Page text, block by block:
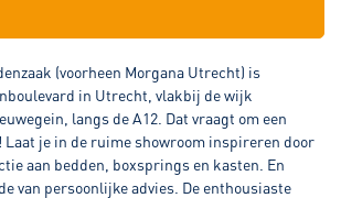
(voorheen Morgana Utrecht) is
in Utrecht, vlakbij de wijk
langs de A12. Dat vraagt om een
Laat je in de ruime showroom inspireren door
aan bedden, boxsprings en kasten. En
van persoonlijke advies. De enthousiaste